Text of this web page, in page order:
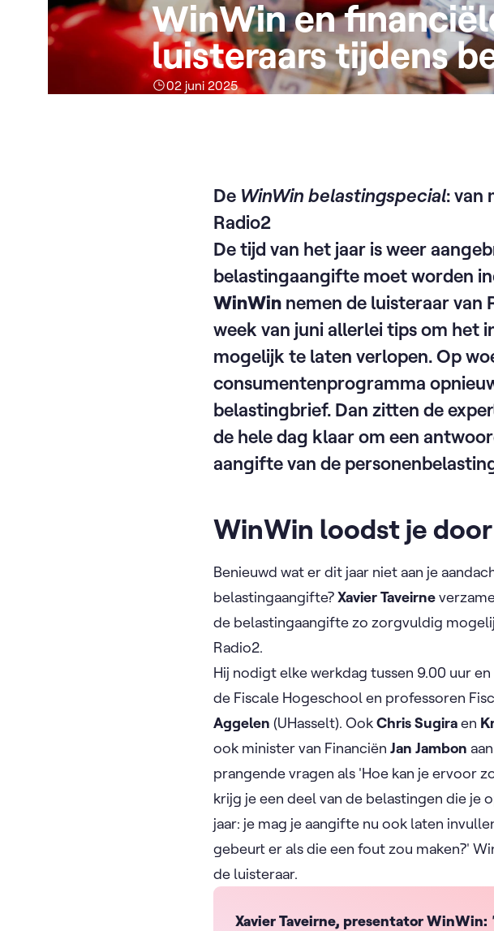
WinWin en
luisteraars tijdens
02 juni 2025
De WinWin belastingspecial: van
Radio2
De tijd van het jaar is weer
belastingaangifte moet worden
WinWin nemen de luisteraar van
week van juni allerlei tips om het
mogelijk te laten verlopen. Op
consumentenprogramma
belastingbrief. Dan zitten de
de hele dag klaar om een
aangifte van de
WinWin loodst je
Benieuwd wat er dit jaar niet aan je
belastingaangifte?Xavier Taveirne
de belastingaangifte zo zorgvuldig
Radio2.
Hij nodigt elke werkdag tussen 9.00 uur
de Fiscale Hogeschool en professoren
Aggelen (UHasselt). OokChris Sugiraen
ook minister van FinanciënJan Jambon
prangende vragen als 'Hoe kan je ervoor
krijg je een deel van de belastingen die je
jaar: je mag je aangifte nu ook laten
gebeurt er als die een fout zou maken?'
de luisteraar.
Xavier Taveirne, presentator WinWin: